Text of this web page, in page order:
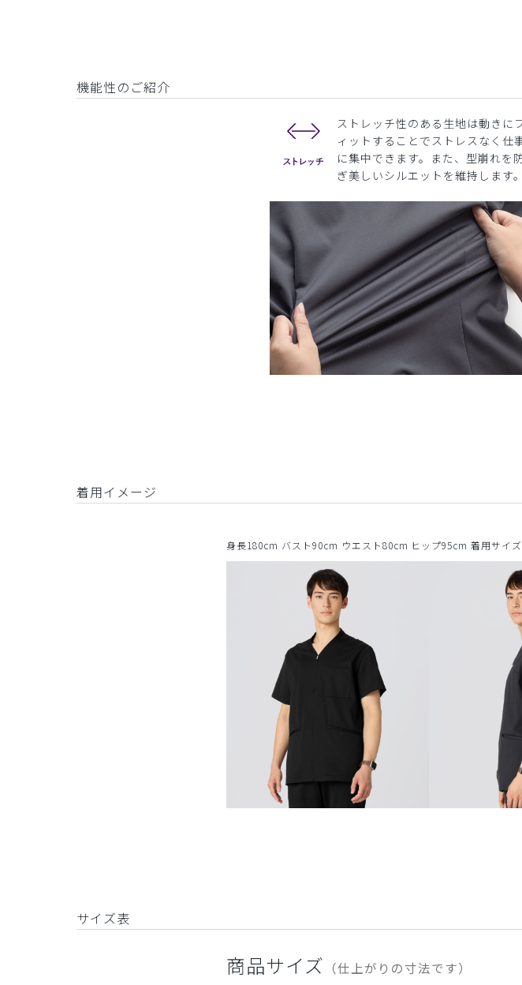
機能性のご紹介
ストレッチ性のある生地は動きに
ィットすることでストレスなく仕
に集中できます。また、型崩れを
ぎ美しいシルエットを維持します。
着用イメージ
身長180cm バスト90cm ウエスト80cm ヒップ95cm 着用サイ
サイズ表
商品サイズ （仕上がりの寸法です）